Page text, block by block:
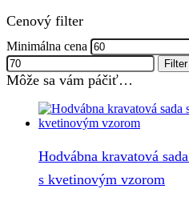
Cenový filter
Minimálna cena
Filter
Môže sa vám páčiť…
Hodvábna kravatová
s kvetinovým vzorom